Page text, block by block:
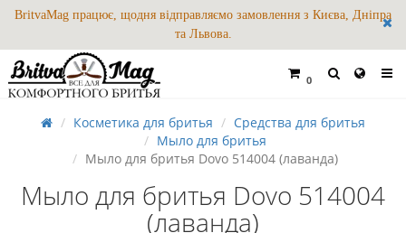
BritvaMag працює, щодня відправляємо замовлення з Києва, Дніпра
та Львова.
0
Косметика для бритья
Средства для бритья
Мыло для бритья
Мыло для бритья Dovo 514004 (лаванда)
Мыло для бритья Dovo 514004
(лаванда)